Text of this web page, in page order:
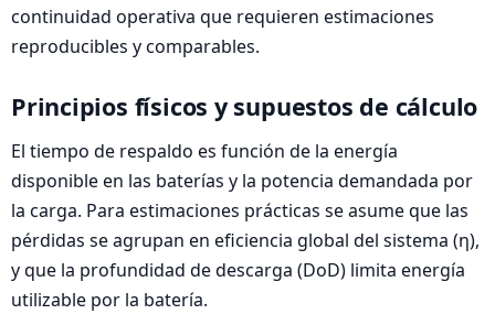
continuidad operativa que requieren estimaciones
reproducibles y comparables.
Principios físicos y supuestos de cálculo
El tiempo de respaldo es función de la energía
disponible en las baterías y la potencia demandada por
la carga. Para estimaciones prácticas se asume que las
pérdidas se agrupan en eficiencia global del sistema (η),
y que la profundidad de descarga (DoD) limita energía
utilizable por la batería.